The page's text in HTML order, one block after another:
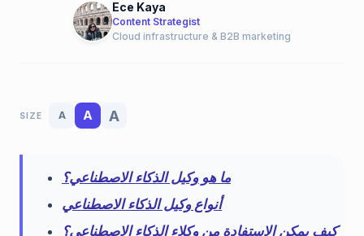
Ece Kaya
Content Strategist
Cloud infrastructure & B2B marketing
SIZE A A A
ما هو وكيل الذكاء الاصطناعي؟
أنواع وكيل الذكاء الاصطناعي
كيف يمكن الاستفادة من وكلاء الذكاء الاصطناعي؟